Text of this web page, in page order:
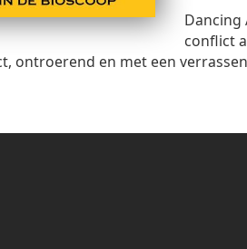
Dancing
conflict
ontroerend en met een